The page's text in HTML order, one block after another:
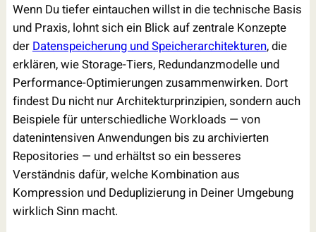
Wenn Du tiefer eintauchen willst in die technische Basis
und Praxis, lohnt sich ein Blick auf zentrale Konzepte
derDatenspeicherung und Speicherarchitekturen, die
erklären, wie Storage-Tiers, Redundanzmodelle und
Performance-Optimierungen zusammenwirken. Dort
findest Du nicht nur Architekturprinzipien, sondern auch
Beispiele für unterschiedliche Workloads — von
datenintensiven Anwendungen bis zu archivierten
Repositories — und erhältst so ein besseres
Verständnis dafür, welche Kombination aus
Kompression und Deduplizierung in Deiner Umgebung
wirklich Sinn macht.